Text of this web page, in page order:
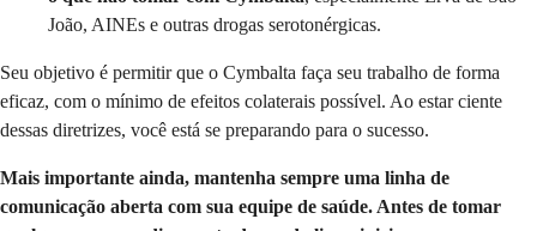
João, AINEs e outras drogas serotonérgicas.
Seu objetivo é permitir que o Cymbalta faça seu trabalho de forma
eficaz, com o mínimo de efeitos colaterais possível. Ao estar ciente
dessas diretrizes, você está se preparando para o sucesso.
Mais importante ainda, mantenha sempre uma linha de
comunicação aberta com sua equipe de saúde. Antes de tomar